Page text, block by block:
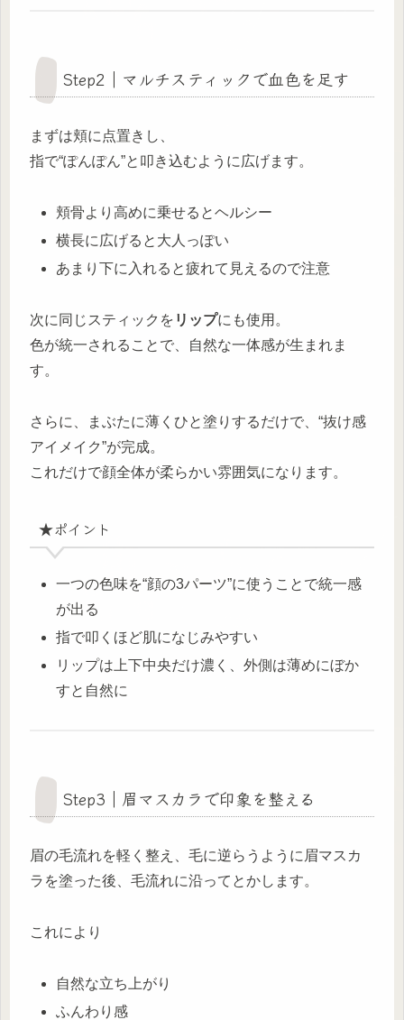
Step2｜マルチスティックで血色を足す
まずは頬に点置きし、
指で“ぽんぽん”と叩き込むように広げます。
頬骨より高めに乗せるとヘルシー
横長に広げると大人っぽい
あまり下に入れると疲れて見えるので注意
次に同じスティックを リップにも使用。
色が統一されることで、自然な一体感が生まれま
す。
さらに、まぶたに薄くひと塗りするだけで、“抜け感
アイメイク”が完成。
これだけで顔全体が柔らかい雰囲気になります。
★ポイント
一つの色味を“顔の3パーツ”に使うことで統一感
が出る
指で叩くほど肌になじみやすい
リップは上下中央だけ濃く、外側は薄めにぼか
すと自然に
Step3｜眉マスカラで印象を整える
眉の毛流れを軽く整え、毛に逆らうように眉マスカ
ラを塗った後、毛流れに沿ってとかします。
これにより
自然な立ち上がり
ふんわり感